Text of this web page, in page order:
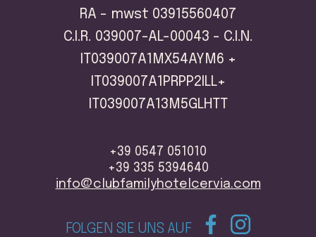
RA - mwst 03915560407
C.I.R. 039007-AL-00043 - C.I.N.
IT039007A1MX54AYM6 +
IT039007A1PRPP2ILL+
IT039007A13M5GLHTT
+39 0547 051010
+39 335 5394640
info@clubfamilyhotelcervia.com
FOLGEN SIE UNS AUF